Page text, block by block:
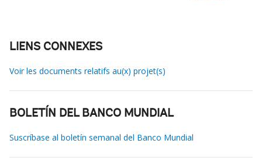
LIENS CONNEXES
Voir les documents relatifs au(x) projet(s)
BOLETÍN DEL BANCO MUNDIAL
Suscríbase al boletín semanal del Banco Mundial